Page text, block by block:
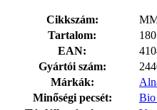
Cikkszám:
Tartalom:
EAN:
Gyártói szám:
Márkák:
Minőségi pecsét:
Bio